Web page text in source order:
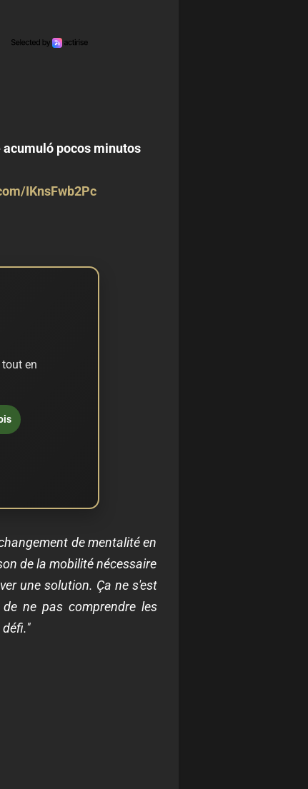
pocos minutos
IKnsFwb2Pc
en
de mentalité en
de la mobilité nécessaire
une solution. Ça ne s'est
ne pas comprendre les
défi."